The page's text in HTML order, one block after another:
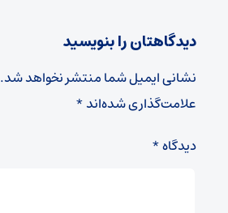
دیدگاهتان را بنویسید
نشانی ایمیل شما منتشر نخواهد شد.
علامت‌گذاری شده‌اند*
دیدگاه*